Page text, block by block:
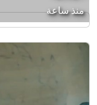
منذ ساعة